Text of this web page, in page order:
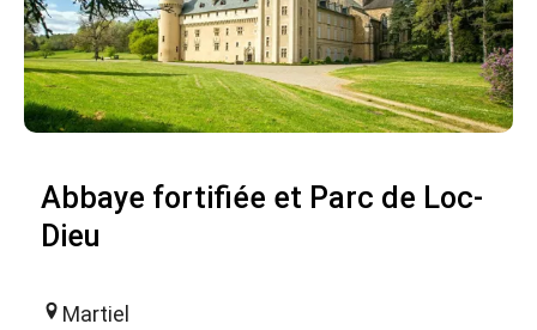
Abbaye fortifiée et Parc de Loc-
Dieu
Martiel